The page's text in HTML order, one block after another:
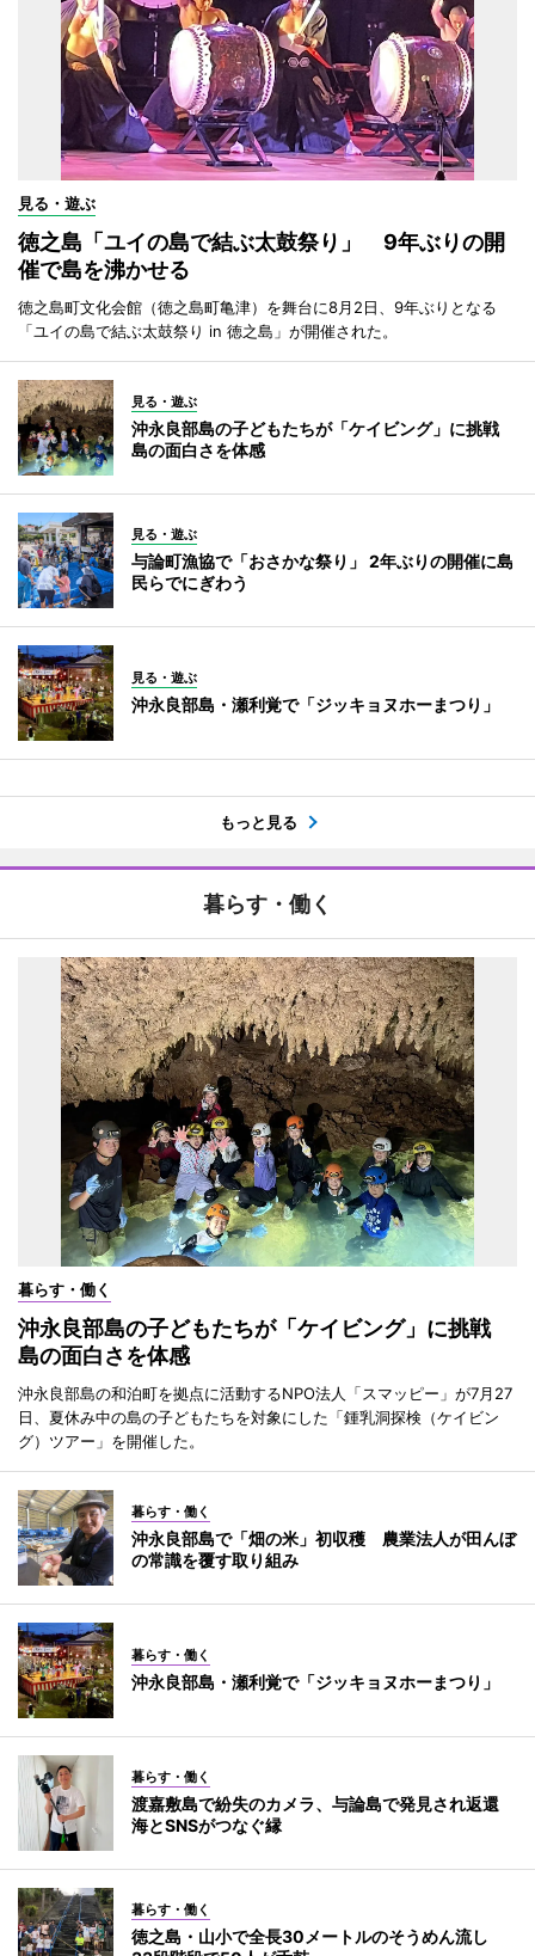
見る・遊ぶ
徳之島「ユイの島で結ぶ太鼓祭り」 9年ぶりの開
催で島を沸かせる
徳之島町文化会館（徳之島町亀津）を舞台に8月2日、9年ぶりとなる
「ユイの島で結ぶ太鼓祭り in 徳之島」が開催された。
見る・遊ぶ
沖永良部島の子どもたちが「ケイビング」に挑戦
島の面白さを体感
見る・遊ぶ
与論町漁協で「おさかな祭り」 2年ぶりの開催に島
民らでにぎわう
見る・遊ぶ
沖永良部島・瀬利覚で「ジッキョヌホーまつり」
もっと見る
暮らす・働く
暮らす・働く
沖永良部島の子どもたちが「ケイビング」に挑戦
島の面白さを体感
沖永良部島の和泊町を拠点に活動するNPO法人「スマッピー」が7月27
日、夏休み中の島の子どもたちを対象にした「鍾乳洞探検（ケイビン
グ）ツアー」を開催した。
暮らす・働く
沖永良部島で「畑の米」初収穫 農業法人が田んぼ
の常識を覆す取り組み
暮らす・働く
沖永良部島・瀬利覚で「ジッキョヌホーまつり」
暮らす・働く
渡嘉敷島で紛失のカメラ、与論島で発見され返還
海とSNSがつなぐ縁
暮らす・働く
徳之島・山小で全長30メートルのそうめん流し